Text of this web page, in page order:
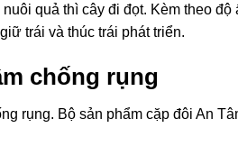
quả thì cây đi đọt. Kèm theo độ
trái và thúc trái phát triển.
chống rụng
rụng. Bộ sản phẩm cặp đôi An